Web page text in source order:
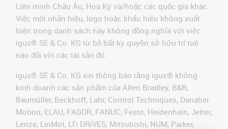
Liên minh Châu Âu, Hoa Kỳ và/hoặc các quốc gia khác.
Việc một nhãn hiệu, logo hoặc khẩu hiệu không xuất
hiện trong danh sách này không đồng nghĩa với việc
igus® SE & Co. KG từ bỏ bất kỳ quyền sở hữu trí tuệ
nào đối với các tài sản đó.
igus® SE & Co. KG xin thông báo rằng igus® không
kinh doanh các sản phẩm của Allen Bradley, B&R,
Baumüller, Beckhoff, Lahr, Control Techniques, Danaher
Motion, ELAU, FAGOR, FANUC, Festo, Heidenhain, Jetter,
Lenze, LinMot, LTi DRiVES, Mitsubishi, NUM, Parker,